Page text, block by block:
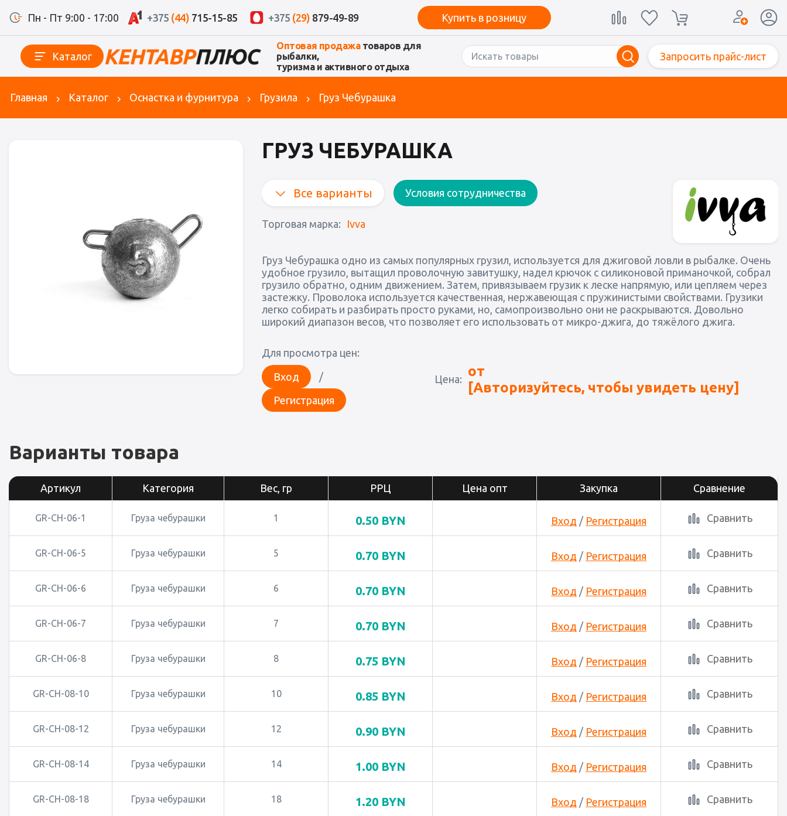
Пн - Пт 9:00 - 17:00 +375 (44) 715-15-85 +375 (29) 879-49-89 Купить в розницу
Каталог
Оптовая продажатоваров для
рыбалки,
туризма и активного отдыха
Запросить прайс-лист
Главная Каталог Оснастка и фурнитура Грузила Груз Чебурашка
ГРУЗ ЧЕБУРАШКА
Все варианты Условия сотрудничества
Торговая марка: Ivva
Груз Чебурашка одно из самых популярных грузил, используется для джиговой ловли в рыбалке. Очень
удобное грузило, вытащил проволочную завитушку, надел крючок с силиконовой приманочкой, собрал
грузило обратно, одним движением. Затем, привязываем грузик к леске напрямую, или цепляем через
застежку. Проволока используется качественная, нержавеющая с пружинистыми свойствами. Грузики
легко собирать и разбирать просто руками, но, самопроизвольно они не раскрываются. Довольно
широкий диапазон весов, что позволяет его использовать от микро-джига, до тяжёлого джига.
Для просмотра цен:
Вход
/
Регистрация
Цена:
от
[Авторизуйтесь, чтобы увидеть цену]
Варианты товара
Артикул Категория Вес, гр РРЦ Цена опт Закупка Сравнение
GR-CH-06-1 Груза чебурашки 1 0.50BYN Вход / Регистрация Сравнить
GR-CH-06-5 Груза чебурашки 5 0.70BYN Вход / Регистрация Сравнить
GR-CH-06-6 Груза чебурашки 6 0.70BYN Вход / Регистрация Сравнить
GR-CH-06-7 Груза чебурашки 7 0.70BYN Вход / Регистрация Сравнить
GR-CH-06-8 Груза чебурашки 8 0.75 BYN Вход / Регистрация Сравнить
GR-CH-08-10 Груза чебурашки 10 0.85 BYN Вход / Регистрация Сравнить
GR-CH-08-12 Груза чебурашки 12 0.90BYN Вход / Регистрация Сравнить
GR-CH-08-14 Груза чебурашки 14 1.00BYN Вход / Регистрация Сравнить
GR-CH-08-18 Груза чебурашки 18 1.20BYN Вход / Регистрация Сравнить